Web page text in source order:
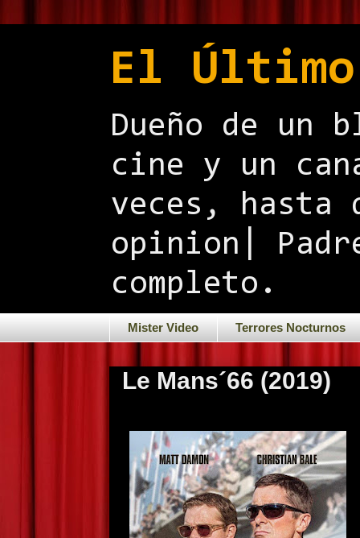
El
Dueño de un
cine y un
veces, hasta
opinion|
completo.
Mister Video Terrores Nocturnos
Le Mans´66 (2019)